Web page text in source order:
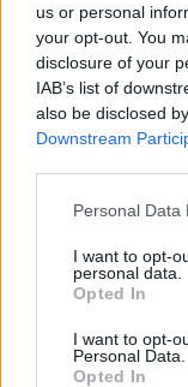
us or personal
your opt-out. You
disclosure of your
IAB’s list of
also be disclosed
Downstream
Personal Data
I want to opt-
personal data.
Opted In
I want to opt-
Personal Data.
Opted In
Anna
kreipėsi į
Marija galėjo
Nerimas kilo
apie Marijos
jiems buvo
Susiję